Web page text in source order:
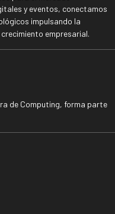
y eventos, conectamos
impulsando la
empresarial.
de Computing, forma parte